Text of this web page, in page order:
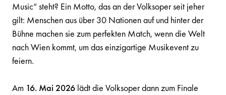
Music“ steht? Ein Motto, das an der Volksoper seit jeher
gilt: Menschen aus über 30 Nationen auf und hinter der
Bühne machen sie zum perfekten Match, wenn die Welt
nach Wien kommt, um das einzigartige Musikevent zu
feiern.
Am 16. Mai 2026 lädt die Volksoper dann zum Finale